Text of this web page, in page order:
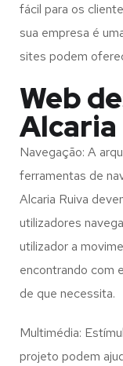
fácil para os
sua empresa é
sites podem
Web
Alcaria
Navegação: A
ferramentas de
Alcaria Ruiva
utilizadores
utilizador a
encontrando com
de que necessita.
Multimédia:
projeto podem